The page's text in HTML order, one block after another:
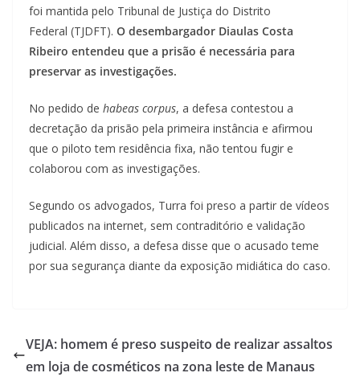
foi mantida pelo Tribunal de Justiça do Distrito
Federal (TJDFT). O desembargador Diaulas Costa
Ribeiro entendeu que a prisão é necessária para
preservar as investigações.
No pedido de habeas corpus, a defesa contestou a
decretação da prisão pela primeira instância e afirmou
que o piloto tem residência fixa, não tentou fugir e
colaborou com as investigações.
Segundo os advogados, Turra foi preso a partir de vídeos
publicados na internet, sem contraditório e validação
judicial. Além disso, a defesa disse que o acusado teme
por sua segurança diante da exposição midiática do caso.
VEJA: homem é preso suspeito de realizar assaltos
em loja de cosméticos na zona leste de Manaus